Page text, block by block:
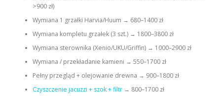
>900 zł)
Wymiana 1 grzałki Harvia/Huum → 680–1400 zł
Wymiana kompletu grzałek (3 szt.) → 1800–3800 zł
Wymiana sterownika (Xenio/UKU/Griffin) → 1000–2900 zł
Wymiana / przekładanie kamieni → 550–1700 zł
Pełny przegląd + olejowanie drewna → 900–1800 zł
Czyszczenie jacuzzi + szok + filtr→ 800–1700 zł